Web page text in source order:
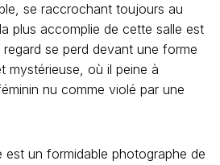
se raccrochant toujours au
plus accomplie de cette salle est
se perd devant une forme
mystérieuse, où il peine à
nu comme violé par une
est un formidable photographe de